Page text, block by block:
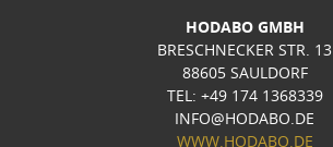
HODABO GMBH
BRESCHNECKER STR. 13
88605 SAULDORF
TEL: +49 174 1368339
INFO@HODABO.DE
WWW.HODABO.DE